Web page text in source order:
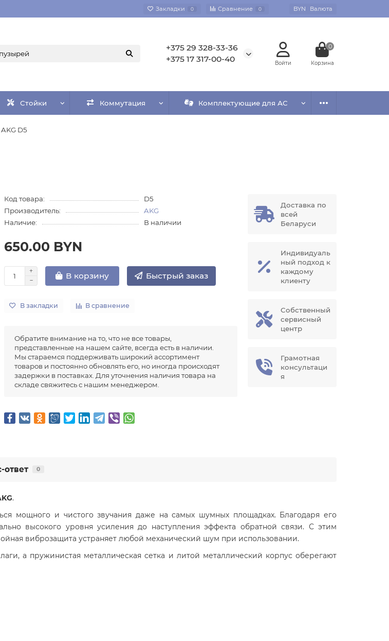
Закладки 0 Сравнение 0 BYN Валюта
+375 29 328-33-36
+375 17 317-00-40
0
Стойки Коммутация Комплектующие для АС
D5
Код товара:
D5
Производитель:
AKG
Наличие:
В наличии
650.00 BYN
В корзину Быстрый заказ
В закладки В сравнение
Обратите внимание на то, что не все товары,
представленные на нашем сайте, всегда есть в наличии.
Мы стараемся поддерживать широкий ассортимент
товаров и постоянно обновлять его, но иногда происходят
задержки в поставках. Для уточнения наличия товара на
складе свяжитесь с нашим менеджером.
Доставка по
всей
Беларуси
Индивидуаль
ный подход к
каждому
клиенту
Собственный
сервисный
центр
Грамотная
консультаци
я
ответ 0
.
мощного и чистого звучания даже на самых шумных площадках. Благодаря его
высокого уровня усиления до наступления эффекта обратной связи. С этим
виброзащита устраняет любой механический шум при использовании.
а пружинистая металлическая сетка и литой металлический корпус оберегают